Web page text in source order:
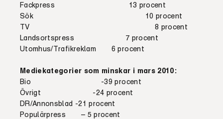
Fackpress 13 procent
Sök 10 procent
TV 8 procent
Landsortspress 7 procent
Utomhus/Trafikreklam 6 procent
Mediekategorier som minskar i mars 2010:
Bio -39 procent
Övrigt -24 procent
DR/Annonsblad -21 procent
Populärpress – 5 procent